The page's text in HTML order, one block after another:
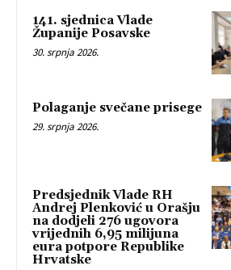
141. sjednica Vlade
Županije Posavske
30. srpnja 2026.
Polaganje svečane prisege
29. srpnja 2026.
Predsjednik Vlade RH
Andrej Plenković u Orašju
na dodjeli 276 ugovora
vrijednih 6,95 milijuna
eura potpore Republike
Hrvatske